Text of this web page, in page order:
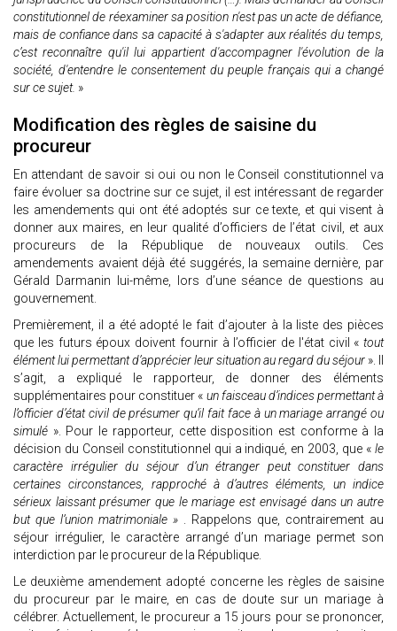
constitutionnel de réexaminer sa position n'est pas un acte de défiance,
mais de confiance dans sa capacité à s'adapter aux réalités du temps,
c’est reconnaître qu'il lui appartient d'accompagner l'évolution de la
société, d'entendre le consentement du peuple français qui a changé
sur ce sujet. »
Modification des règles de saisine du
procureur
En attendant de savoir si oui ou non le Conseil constitutionnel va
faire évoluer sa doctrine sur ce sujet, il est intéressant de regarder
les amendements qui ont été adoptés sur ce texte, et qui visent à
donner aux maires, en leur qualité d’officiers de l’état civil, et aux
procureurs de la République de nouveaux outils. Ces
amendements avaient déjà été suggérés, la semaine dernière, par
Gérald Darmanin lui-même, lors d’une séance de questions au
gouvernement.
Premièrement, il a été adopté le fait d’ajouter à la liste des pièces
que les futurs époux doivent fournir à l’officier de l'état civil « tout
élément lui permettant d’apprécier leur situation au regard du séjour ». Il
s’agit, a expliqué le rapporteur, de donner des éléments
supplémentaires pour constituer « un faisceau d’indices permettant à
l’officier d’état civil de présumer qu’il fait face à un mariage arrangé ou
simulé ». Pour le rapporteur, cette disposition est conforme à la
décision du Conseil constitutionnel qui a indiqué, en 2003, que « le
caractère irrégulier du séjour d’un étranger peut constituer dans
certaines circonstances, rapproché à d’autres éléments, un indice
sérieux laissant présumer que le mariage est envisagé dans un autre
but que l’union matrimoniale » . Rappelons que, contrairement au
séjour irrégulier, le caractère arrangé d’un mariage permet son
interdiction par le procureur de la République.
Le deuxième amendement adopté concerne les règles de saisine
du procureur par le maire, en cas de doute sur un mariage à
célébrer. Actuellement, le procureur a 15 jours pour se prononcer,